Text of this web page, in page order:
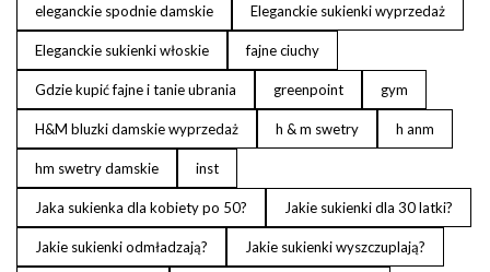
eleganckie spodnie damskie Eleganckie sukienki wyprzedaż
Eleganckie sukienki włoskie fajne ciuchy
Gdzie kupić fajne i tanie ubrania greenpoint gym
H&M bluzki damskie wyprzedaż h & m swetry h anm
hm swetry damskie inst
Jaka sukienka dla kobiety po 50? Jakie sukienki dla 30 latki?
Jakie sukienki odmładzają? Jakie sukienki wyszczuplają?